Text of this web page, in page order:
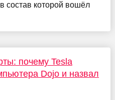
состав которой вошёл
почему Tesla
Dojo и назвал